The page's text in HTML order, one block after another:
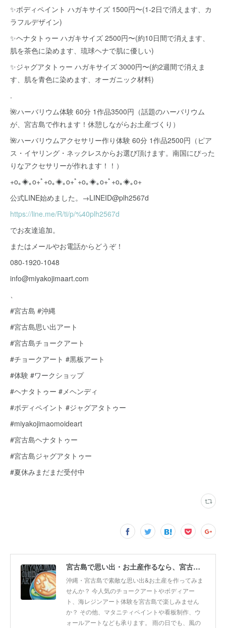
✨ボディペイント ハガキサイズ 1500円〜(1-2日で消えます、カ
ラフルデザイン)
✨ヘナタトゥー ハガキサイズ 2500円〜(約10日間で消えます、
肌を茶色に染めます、琉球ヘナで肌に優しい)
✨ジャグアタトゥー ハガキサイズ 3000円〜(約2週間で消えま
す、肌を青色に染めます、オーガニック材料)
.
🌺ハーバリウム体験 60分 1作品3500円（話題のハーバリウム
が、宮古島で作れます！休憩しながらお土産づくり）
🌺ハーバリウムアクセサリー作り体験 60分 1作品2500円（ピア
ス・イヤリング・ネックレスからお選び頂けます。南国にぴった
りなアクセサリーが作れます！！）
+o｡◈｡o+ﾟ+o｡◈｡o+ﾟ+o｡◈｡o+ﾟ+o｡◈｡o+
公式LINE始めました。→LINEID@plh2567d
https://line.me/R/ti/p/%40plh2567d
でお友達追加。
またはメールやお電話からどうぞ！
080-1920-1048
info@miyakojimaart.com
、
#宮古島 #沖縄
#宮古島思い出アート
#宮古島チョークアート
#チョークアート #黒板アート
#体験 #ワークショップ
#ヘナタトゥー #メヘンディ
#ボディペイント #ジャグアタトゥー
#miyakojimaomoideart
#宮古島ヘナタトゥー
#宮古島ジャグアタトゥー
#夏休みまだまだ受付中
宮古島で思い出・お土産作るなら、宮古島思い出アート。人気のボディアートやチョークアート、海レジンアート体験が楽しめます！
沖縄・宮古島で素敵な思い出&お土産を作ってみま
せんか？ 今人気のチョークアートやボディアー
ト、海レジンアート体験を宮古島で楽しみません
か？ その他、マタニティペイントや看板制作、ウ
ォールアートなども承ります。 雨の日でも、風の